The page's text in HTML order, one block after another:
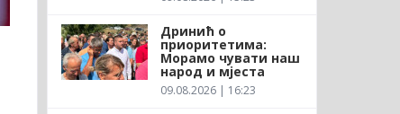
Дринић о
приоритетима:
Морамо чувати наш
народ и мјеста
09.08.2026 | 16:23